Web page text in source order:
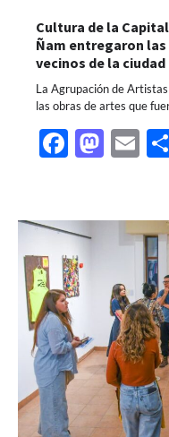
Cultura de la
Ñam entregaron
vecinos de la ciudad
La Agrupación de
las obras de artes que